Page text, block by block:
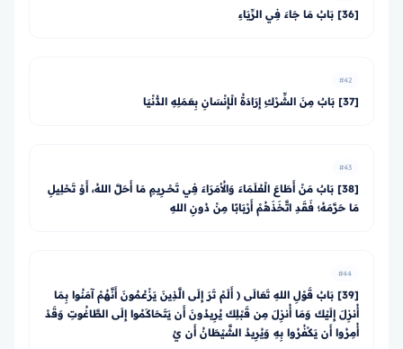
[36] بَابُ مَا جَاءَ فِي الرِّيَاءِ
#42
[37] بَابٌ مِنَ الشِّرْكِ إِرَادَةُ الْإِنْسَانِ بِعَمَلِهِ الدُّنْيَا
#43
[38] بَابٌ مَنْ أَطَاعَ الْعُلَمَاءَ وَالأُمَرَاءَ فِي تَحْــرِيمِ مَا أَحَلَّ اللهُ، أَوْ تَحْلِيلِ
مَا حَرَّمَهُ؛ فَقَدِ اتَّخَذَهُمْ أَرْبَابًا مِنْ دُونِ اللهِ
#44
[39] بَابُ قَوْلِ اللهِ تَعَالَى ﴿ أَلَمْ تَرَ إِلَى الَّذِينَ يَزْعُمُونَ أَنَّهُمْ آمَنُوا بِمَا
أُنزِلَ إِلَيْكَ وَمَا أُنزِلَ مِن قَبْلِكَ يُرِيدُونَ أَن يَتَحَاكَمُوا إِلَى الطَّاغُوتِ وَقَدْ
أُمِرُوا أَن يَكْفُرُوا بِهِ وَيُرِيدُ الشَّيْطَانُ أَن يُ